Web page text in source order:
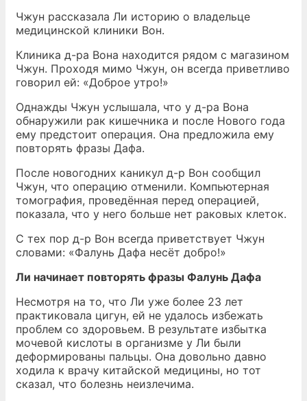
Чжун рассказала Ли историю о владельце
медицинской клиники Вон.
Клиника д-ра Вона находится рядом с магазином
Чжун. Проходя мимо Чжун, он всегда приветливо
говорил ей: «Доброе утро!»
Однажды Чжун услышала, что у д-ра Вона
обнаружили рак кишечника и после Нового года
ему предстоит операция. Она предложила ему
повторять фразы Дафа.
После новогодних каникул д-р Вон сообщил
Чжун, что операцию отменили. Компьютерная
томография, проведённая перед операцией,
показала, что у него больше нет раковых клеток.
С тех пор д-р Вон всегда приветствует Чжун
словами: «Фалунь Дафа несёт добро!»
Ли начинает повторять фразы Фалунь Дафа
Несмотря на то, что Ли уже более 23 лет
практиковала цигун, ей не удалось избежать
проблем со здоровьем. В результате избытка
мочевой кислоты в организме у Ли были
деформированы пальцы. Она довольно давно
ходила к врачу китайской медицины, но тот
сказал, что болезнь неизлечима.